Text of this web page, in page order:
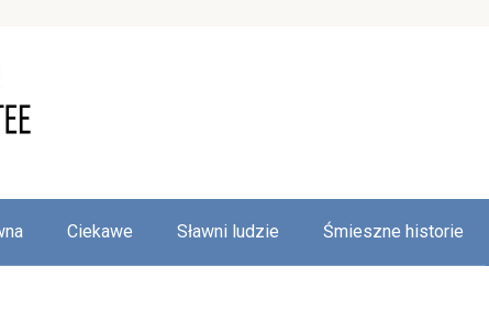
Ciekawe Sławni ludzie Śmieszne historie